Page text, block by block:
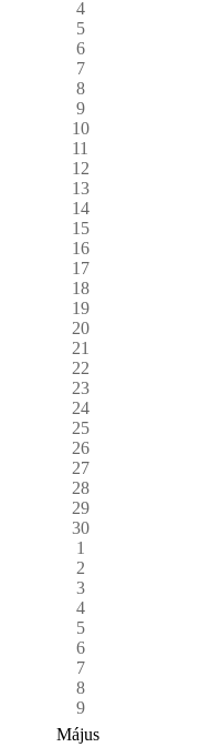
4
5
6
7
8
9
10
11
12
13
14
15
16
17
18
19
20
21
22
23
24
25
26
27
28
29
30
1
2
3
4
5
6
7
8
9
Május